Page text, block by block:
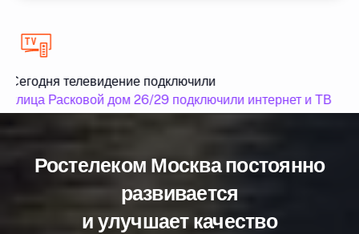
Сегодня телевидение подключили
улица Расковой дом 26/29 подключили интернет и ТВ
Ростелеком Москва постоянно
развивается
и улучшает качество